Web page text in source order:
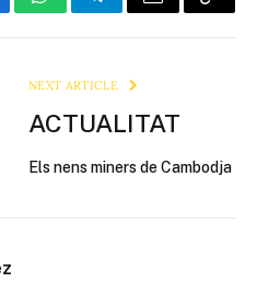
WhatsAppTelegramEmail Copy
NEXT ARTICLE
ACTUALITAT
Els nens miners de Cambodja